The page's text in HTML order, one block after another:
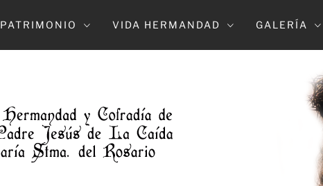
PATRIMONIO VIDA HERMANDAD GALERÍA